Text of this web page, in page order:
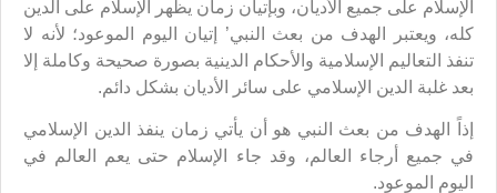
الإسلام على جميع الأديان، وبإتيان زمان يظهر الإسلام على الدين
كله، ويعتبر الهدف من بعث النبي’ إتيان اليوم الموعود؛ لأنه لا
تنفذ التعاليم الإسلامية والأحكام الدينية بصورة صحيحة وكاملة إلا
بعد غلبة الدين الإسلامي على سائر الأديان بشكل دائم.
إذاً الهدف من بعث النبي هو أن يأتي زمان ينفذ الدين الإسلامي
في جميع أرجاء العالم، وقد جاء الإسلام حتى يعم العالم في
اليوم الموعود.